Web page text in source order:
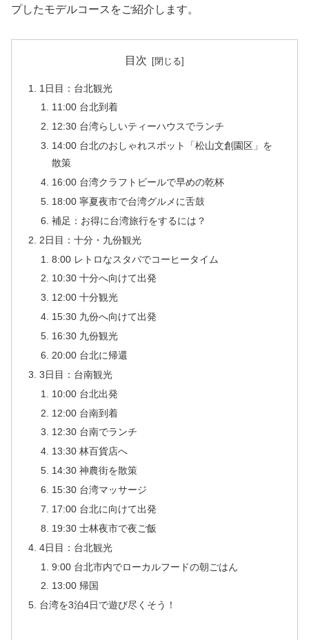
プしたモデルコースをご紹介します。
目次
1日目：台北観光
11:00 台北到着
12:30 台湾らしいティーハウスでランチ
14:00 台北のおしゃれスポット「松山文創園区」を
散策
16:00 台湾クラフトビールで早めの乾杯
18:00 寧夏夜市で台湾グルメに舌鼓
補足：お得に台湾旅行をするには？
2日目：十分・九份観光
8:00 レトロなスタバでコーヒータイム
10:30 十分へ向けて出発
12:00 十分観光
15:30 九份へ向けて出発
16:30 九份観光
20:00 台北に帰還
3日目：台南観光
10:00 台北出発
12:00 台南到着
12:30 台南でランチ
13:30 林百貨店へ
14:30 神農街を散策
15:30 台湾マッサージ
17:00 台北に向けて出発
19:30 士林夜市で夜ご飯
4日目：台北観光
9:00 台北市内でローカルフードの朝ごはん
13:00 帰国
台湾を3泊4日で遊び尽くそう！